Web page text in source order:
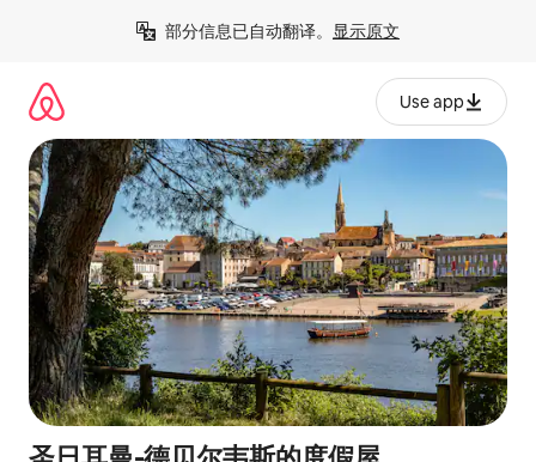
部分信息已自动翻译。 显示原文
Use app